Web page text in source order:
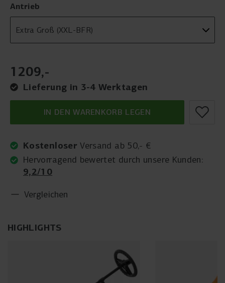
HIGHLIGHTS
Antrieb
1209,-
Lieferung in 3-4 Werktagen
IN DEN WARENKORB LEGEN
KostenloserVersand ab 50,- €
Hervorragend bewertet durch unsere Kunden:
9,2/10
Vergleichen